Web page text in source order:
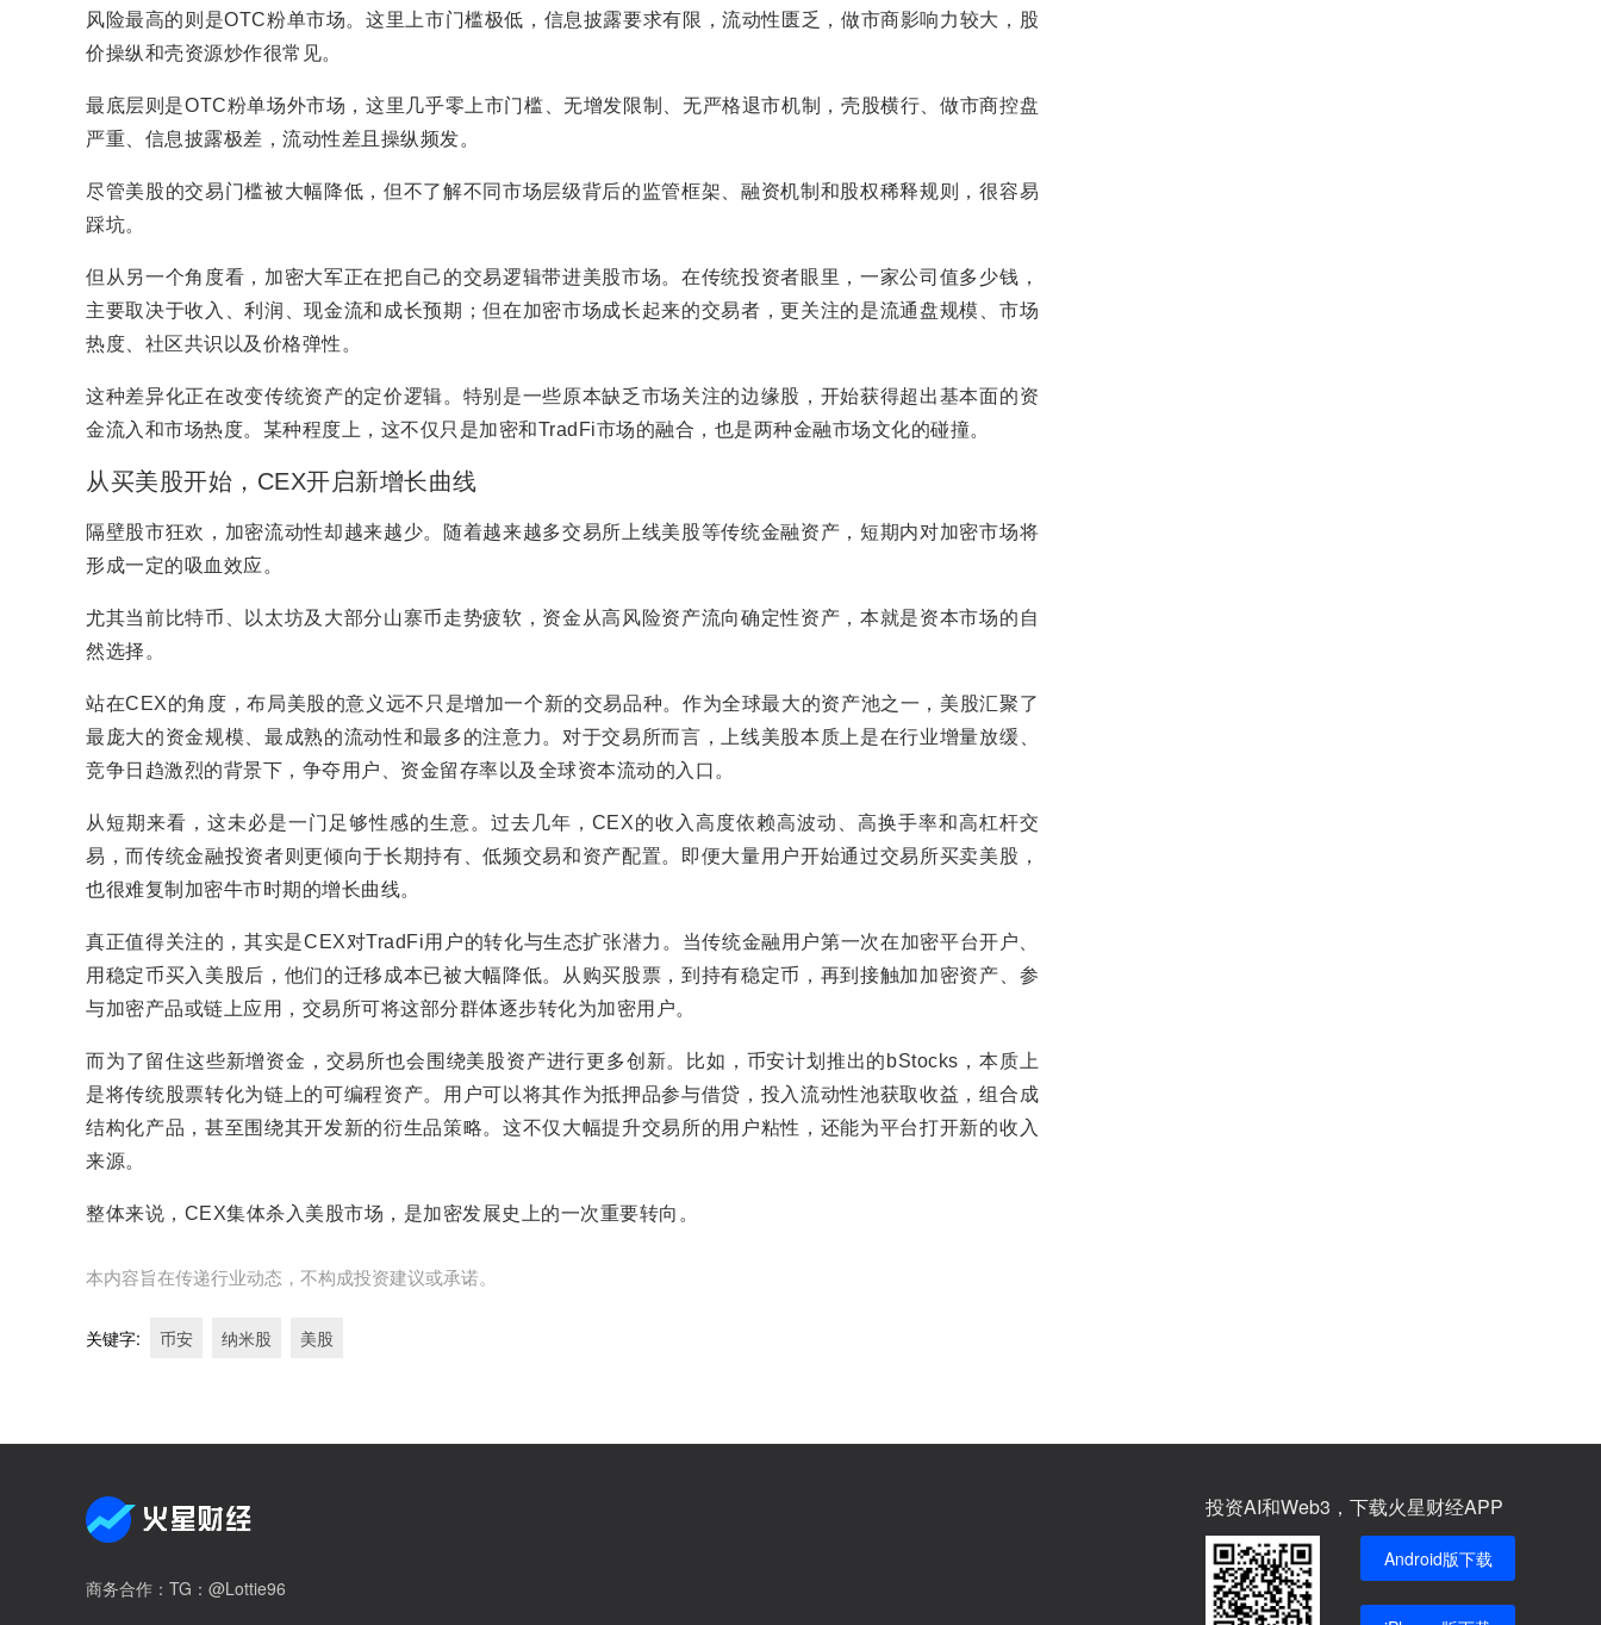
风险最高的则是OTC粉单市场。这里上市门槛极低，信息披露要求有限，流动性匮乏，做市商影响力较大，股
价操纵和壳资源炒作很常见。
最底层则是OTC粉单场外市场，这里几乎零上市门槛、无增发限制、无严格退市机制，壳股横行、做市商控盘
严重、信息披露极差，流动性差且操纵频发。
尽管美股的交易门槛被大幅降低，但不了解不同市场层级背后的监管框架、融资机制和股权稀释规则，很容易
踩坑。
但从另一个角度看，加密大军正在把自己的交易逻辑带进美股市场。在传统投资者眼里，一家公司值多少钱，
主要取决于收入、利润、现金流和成长预期；但在加密市场成长起来的交易者，更关注的是流通盘规模、市场
热度、社区共识以及价格弹性。
这种差异化正在改变传统资产的定价逻辑。特别是一些原本缺乏市场关注的边缘股，开始获得超出基本面的资
金流入和市场热度。某种程度上，这不仅只是加密和TradFi市场的融合，也是两种金融市场文化的碰撞。
从买美股开始，CEX开启新增长曲线
隔壁股市狂欢，加密流动性却越来越少。随着越来越多交易所上线美股等传统金融资产，短期内对加密市场将
形成一定的吸血效应。
尤其当前比特币、以太坊及大部分山寨币走势疲软，资金从高风险资产流向确定性资产，本就是资本市场的自
然选择。
站在CEX的角度，布局美股的意义远不只是增加一个新的交易品种。作为全球最大的资产池之一，美股汇聚了
最庞大的资金规模、最成熟的流动性和最多的注意力。对于交易所而言，上线美股本质上是在行业增量放缓、
竞争日趋激烈的背景下，争夺用户、资金留存率以及全球资本流动的入口。
从短期来看，这未必是一门足够性感的生意。过去几年，CEX的收入高度依赖高波动、高换手率和高杠杆交
易，而传统金融投资者则更倾向于长期持有、低频交易和资产配置。即便大量用户开始通过交易所买卖美股，
也很难复制加密牛市时期的增长曲线。
真正值得关注的，其实是CEX对TradFi用户的转化与生态扩张潜力。当传统金融用户第一次在加密平台开户、
用稳定币买入美股后，他们的迁移成本已被大幅降低。从购买股票，到持有稳定币，再到接触加加密资产、参
与加密产品或链上应用，交易所可将这部分群体逐步转化为加密用户。
而为了留住这些新增资金，交易所也会围绕美股资产进行更多创新。比如，币安计划推出的bStocks，本质上
是将传统股票转化为链上的可编程资产。用户可以将其作为抵押品参与借贷，投入流动性池获取收益，组合成
结构化产品，甚至围绕其开发新的衍生品策略。这不仅大幅提升交易所的用户粘性，还能为平台打开新的收入
来源。
整体来说，CEX集体杀入美股市场，是加密发展史上的一次重要转向。
本内容旨在传递行业动态，不构成投资建议或承诺。
关键字: 币安 纳米股 美股
商务合作 ：TG：@Lottie96
投资AI和Web3，下载火星财经APP
Android版下载